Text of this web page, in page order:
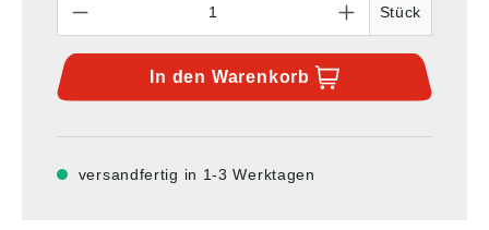
Stück
In den Warenkorb
versandfertig in 1-3 Werktagen